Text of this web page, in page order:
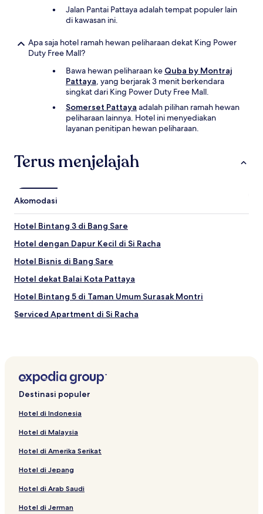
Jalan Pantai Pattaya adalah tempat populer lain
di kawasan ini.
Apa saja hotel ramah hewan peliharaan dekat King Power
Duty Free Mall?
Bawa hewan peliharaan ke Quba by Montraj
Pattaya, yang berjarak 3 menit berkendara
singkat dari King Power Duty Free Mall.
Somerset Pattaya adalah pilihan ramah hewan
peliharaan lainnya. Hotel ini menyediakan
layanan penitipan hewan peliharaan.
Terus menjelajah
Akomodasi
Hotel Bintang 3 di Bang Sare
Hotel dengan Dapur Kecil di Si Racha
Hotel Bisnis di Bang Sare
Hotel dekat Balai Kota Pattaya
Hotel Bintang 5 di Taman Umum Surasak Montri
Serviced Apartment di Si Racha
Hotel dengan Pusat Kebugaran di Bang Lamung
Hotel Mewah di Si Racha
Vila di Bang Sare
Hotel Bintang 3 di Bang Lamung
Hotel di Na Kluea
Hotel dekat Rumah Sakit Internasional Pattaya
Hotel dekat Taman Air Pattaya
Hotel dekat Big C South Pattaya
Destinasi populer
Hotel di Indonesia
Hotel di Malaysia
Hotel di Amerika Serikat
Hotel di Jepang
Hotel di Arab Saudi
Hotel di Jerman